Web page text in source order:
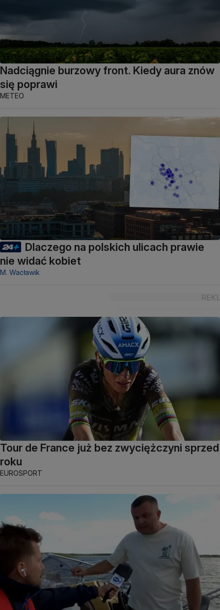
Nadciągnie burzowy front. Kiedy aura znów
się poprawi
METEO
Dlaczego na polskich ulicach prawie
nie widać kobiet
M. Wacławik
Tour de France już bez zwyciężczyni sprzed
roku
EUROSPORT